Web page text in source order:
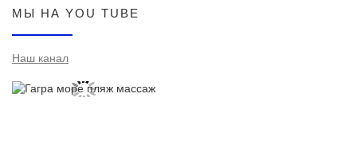
МЫ НА YOU TUBE
Наш канал